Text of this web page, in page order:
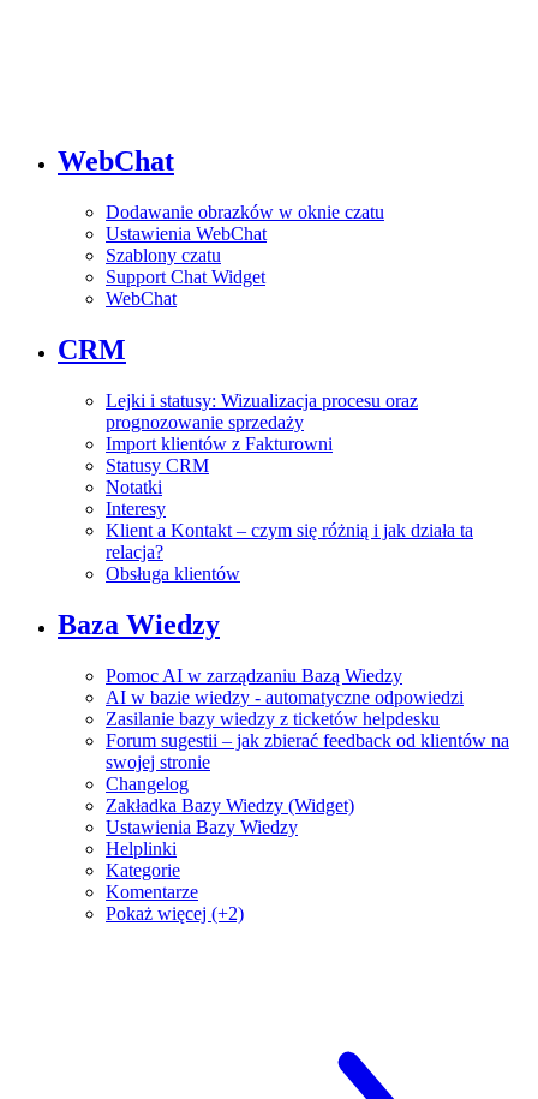
WebChat
Dodawanie obrazków w oknie czatu
Ustawienia WebChat
Szablony czatu
Support Chat Widget
WebChat
CRM
Lejki i statusy: Wizualizacja procesu oraz
prognozowanie sprzedaży
Import klientów z Fakturowni
Statusy CRM
Notatki
Interesy
Klient a Kontakt – czym się różnią i jak działa ta
relacja?
Obsługa klientów
Baza Wiedzy
Pomoc AI w zarządzaniu Bazą Wiedzy
AI w bazie wiedzy - automatyczne odpowiedzi
Zasilanie bazy wiedzy z ticketów helpdesku
Forum sugestii – jak zbierać feedback od klientów na
swojej stronie
Changelog
Zakładka Bazy Wiedzy (Widget)
Ustawienia Bazy Wiedzy
Helplinki
Kategorie
Komentarze
Pokaż więcej (+2)